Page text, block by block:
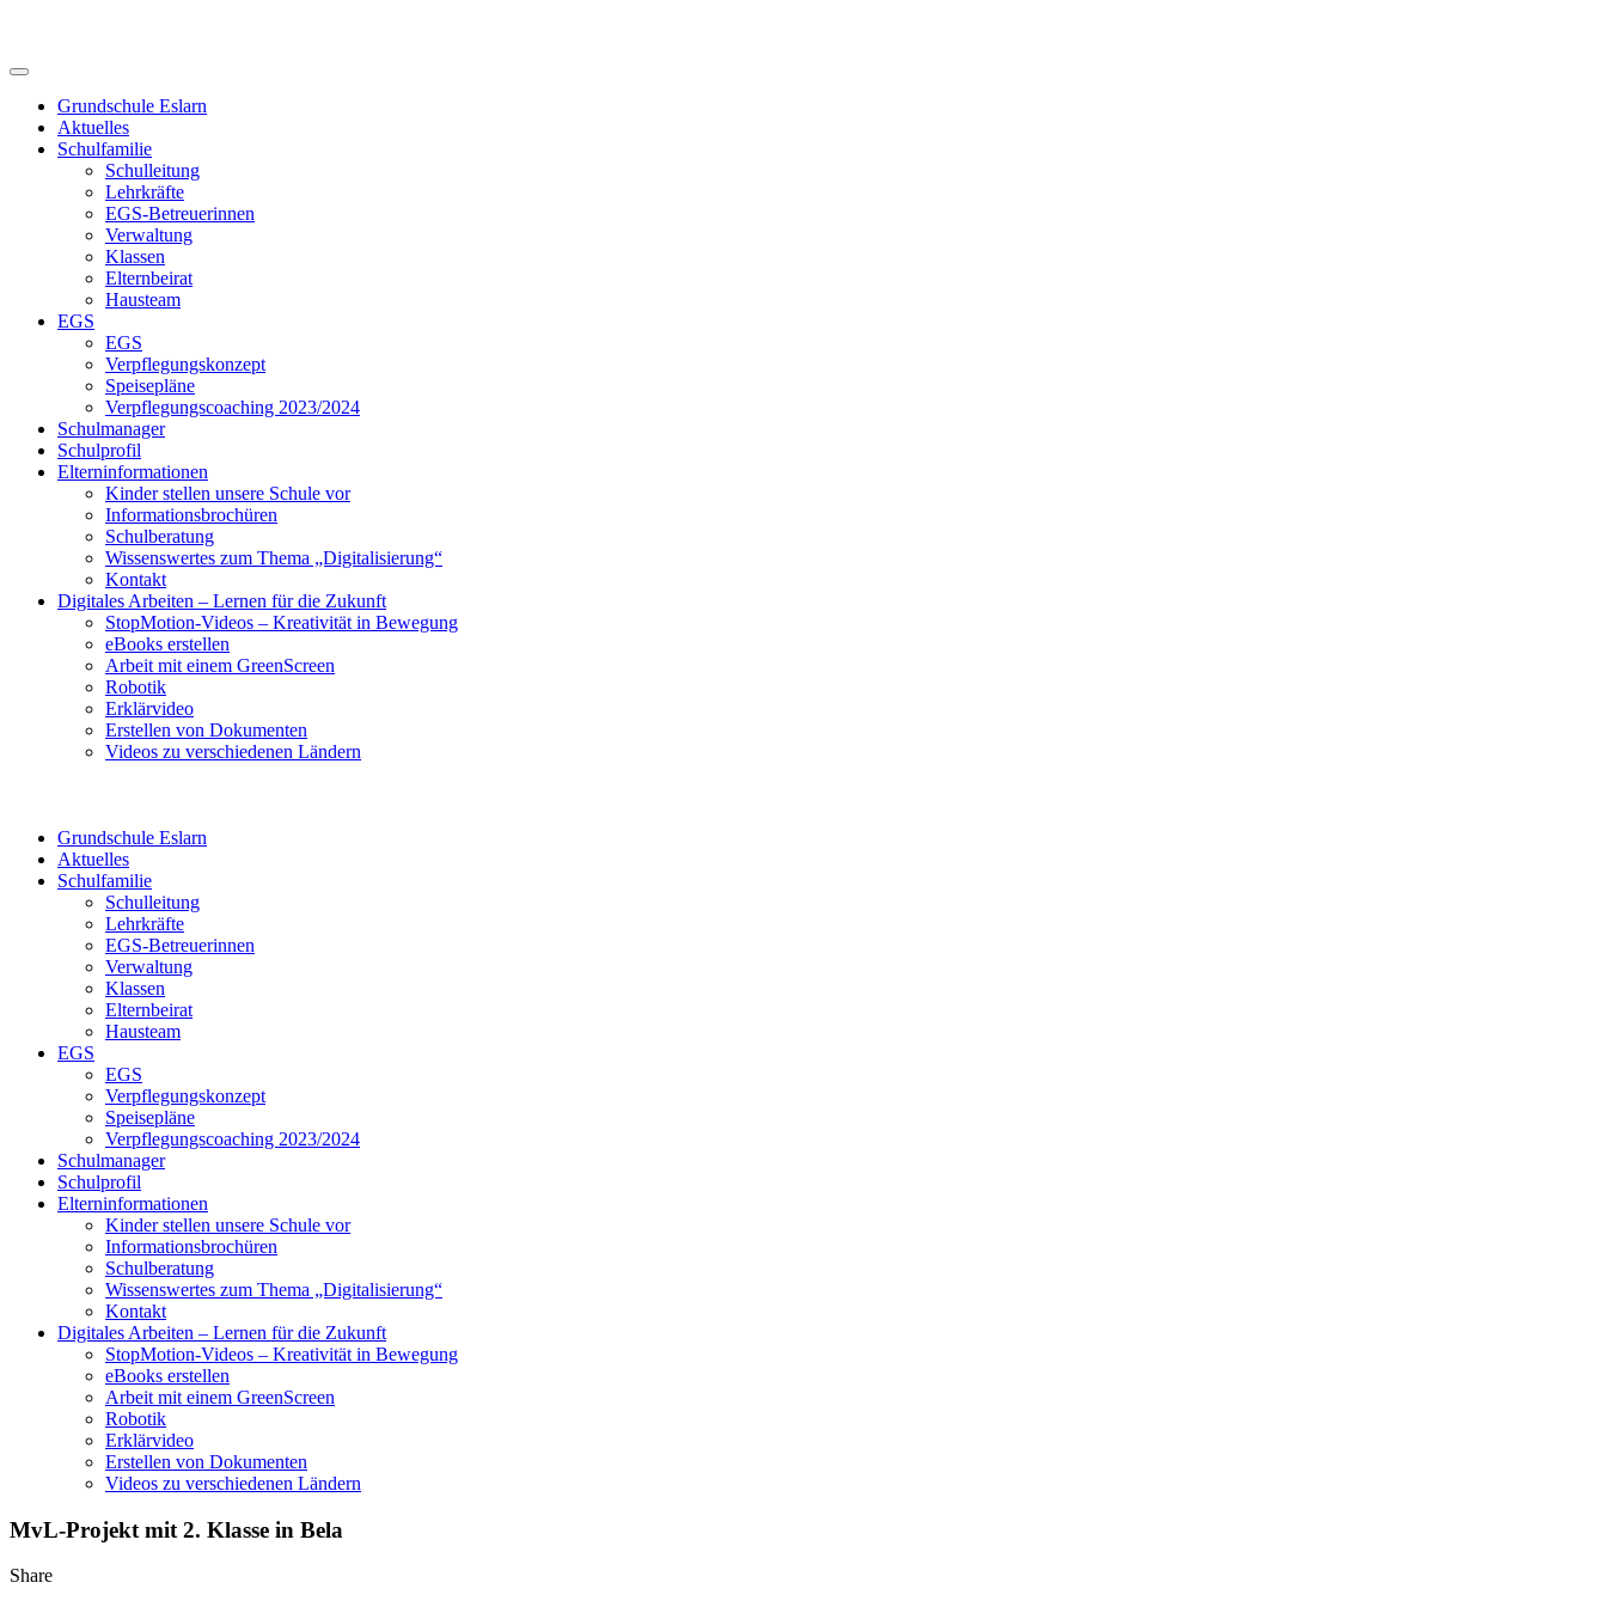
Grundschule Eslarn
Aktuelles
Schulfamilie
Schulleitung
Lehrkräfte
EGS-Betreuerinnen
Verwaltung
Klassen
Elternbeirat
Hausteam
EGS
EGS
Verpflegungskonzept
Speisepläne
Verpflegungscoaching 2023/2024
Schulmanager
Schulprofil
Elterninformationen
Kinder stellen unsere Schule vor
Informationsbrochüren
Schulberatung
Wissenswertes zum Thema „Digitalisierung“
Kontakt
Digitales Arbeiten – Lernen für die Zukunft
StopMotion-Videos – Kreativität in Bewegung
eBooks erstellen
Arbeit mit einem GreenScreen
Robotik
Erklärvideo
Erstellen von Dokumenten
Videos zu verschiedenen Ländern
Grundschule Eslarn
Aktuelles
Schulfamilie
Schulleitung
Lehrkräfte
EGS-Betreuerinnen
Verwaltung
Klassen
Elternbeirat
Hausteam
EGS
EGS
Verpflegungskonzept
Speisepläne
Verpflegungscoaching 2023/2024
Schulmanager
Schulprofil
Elterninformationen
Kinder stellen unsere Schule vor
Informationsbrochüren
Schulberatung
Wissenswertes zum Thema „Digitalisierung“
Kontakt
Digitales Arbeiten – Lernen für die Zukunft
StopMotion-Videos – Kreativität in Bewegung
eBooks erstellen
Arbeit mit einem GreenScreen
Robotik
Erklärvideo
Erstellen von Dokumenten
Videos zu verschiedenen Ländern
MvL-Projekt mit 2. Klasse in Bela
Share